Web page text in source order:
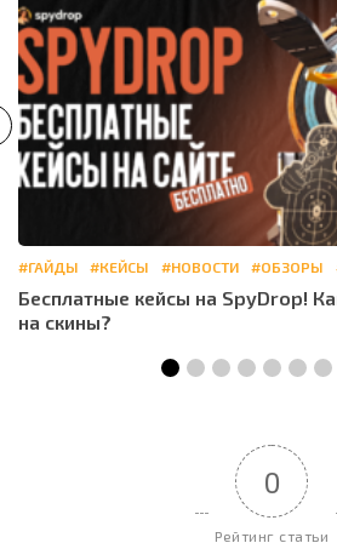
#ГАЙДЫ #КЕЙСЫ #НОВОСТИ #ОБЗОРЫ
Бесплатные кейсы на SpyDrop!
на скины?
0
Рейтинг статьи